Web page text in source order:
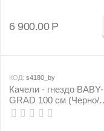
6 900.00 Р
КОД: s4180_by
Качели - гнездо BABY-
GRAD 100 см (Черно/
желтый)